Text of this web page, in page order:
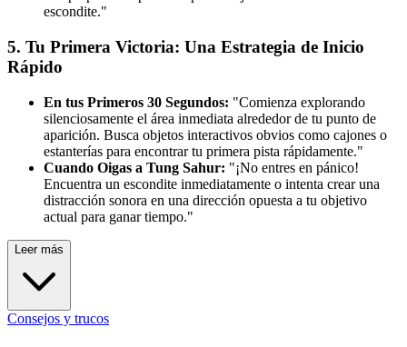
escondite."
5. Tu Primera Victoria: Una Estrategia de Inicio
Rápido
En tus Primeros 30 Segundos: "Comienza explorando
silenciosamente el área inmediata alrededor de tu punto de
aparición. Busca objetos interactivos obvios como cajones o
estanterías para encontrar tu primera pista rápidamente."
Cuando Oigas a Tung Sahur: "¡No entres en pánico!
Encuentra un escondite inmediatamente o intenta crear una
distracción sonora en una dirección opuesta a tu objetivo
actual para ganar tiempo."
Leer más
Consejos y trucos